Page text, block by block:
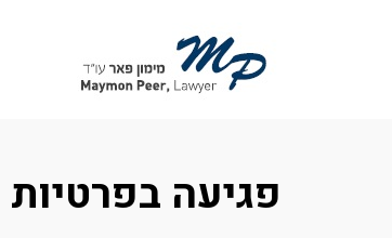
פגיעה בפרטיות